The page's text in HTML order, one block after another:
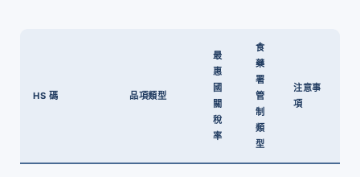
HS 碼 品項類型
最
惠
國
關
稅
率
食
藥
署
管
制
類
型
注意事
項